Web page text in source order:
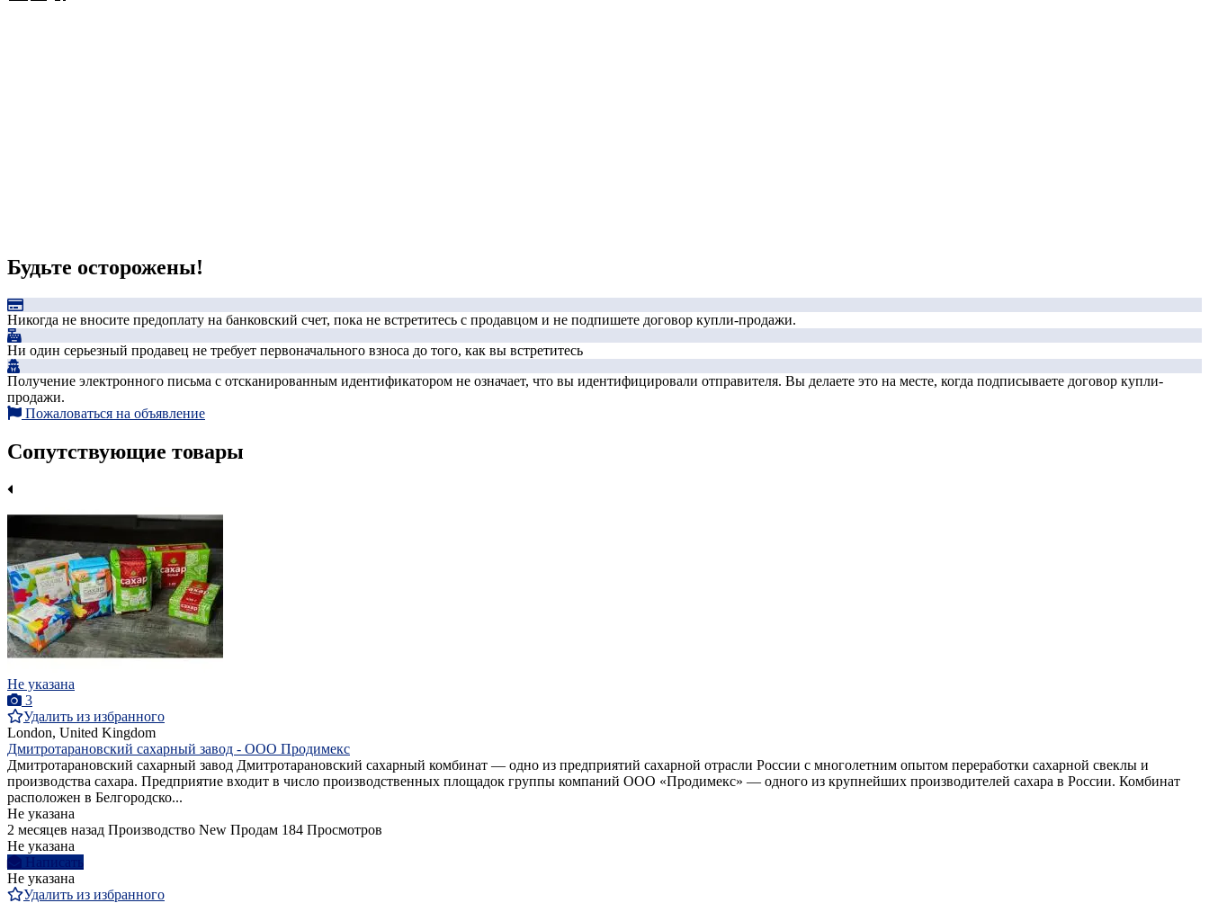
Будьте осторожены!
Никогда не вносите предоплату на банковский счет, пока не встретитесь с продавцом и не подпишете договор купли-продажи.
Ни один серьезный продавец не требует первоначального взноса до того, как вы встретитесь
Получение электронного письма с отсканированным идентификатором не означает, что вы идентифицировали отправителя. Вы делаете это на месте, когда подписываете договор купли-
продажи.
Пожаловаться на объявление
Сопутствующие товары
Не указана
3
Удалить из избранного
London, United Kingdom
Дмитротарановский сахарный завод - ООО Продимекс
Дмитротарановский сахарный завод Дмитротарановский сахарный комбинат — одно из предприятий сахарной отрасли России с многолетним опытом переработки сахарной свеклы и
производства сахара. Предприятие входит в число производственных площадок группы компаний ООО «Продимекс» — одного из крупнейших производителей сахара в России. Комбинат
расположен в Белгородско...
Не указана
2 месяцев назад Производство New Продам 184 Просмотров
Не указана
Написать
Не указана
Удалить из избранного